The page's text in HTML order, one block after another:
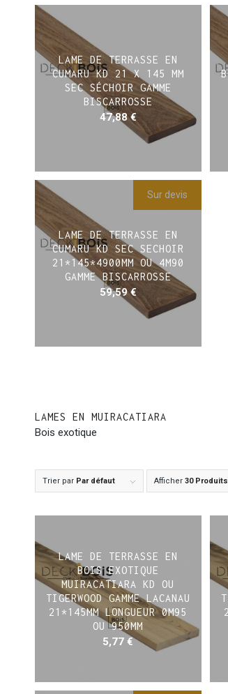
LAME DE TERRASSE EN
CUMARU KD 21 X 145 MM
SEC SÉCHOIR GAMME
BISCARROSSE
47,88€
Sur devis
LAME DE TERRASSE EN
CUMARU KD SEC SECHOIR
21*145*4900MM OU 4M90
GAMME BISCARROSSE
59,59€
LAMES EN MUIRACATIARA
Bois exotique
Trier par Par défaut Afficher 30
LAME DE TERRASSE EN
BOIS EXOTIQUE
MUIRACATIARA KD OU
TIGERWOOD GAMME LACANAU
21*145MM LONGUEUR 0M95
OU 950MM
5,77 €